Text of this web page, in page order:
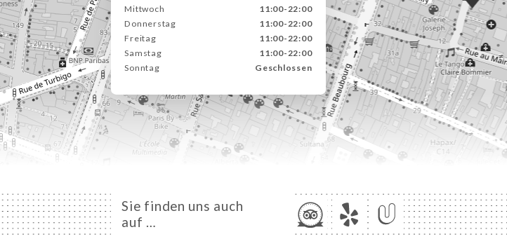
Mittwoch
11:00-22:00
Donnerstag
11:00-22:00
Freitag
11:00-22:00
Samstag
11:00-22:00
Sonntag
Geschlossen
Sie finden uns auch
auf …